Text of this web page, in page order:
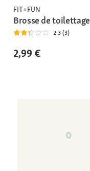
FIT+FUN
Brosse de toilettage
2.3 (3)
2,99 €